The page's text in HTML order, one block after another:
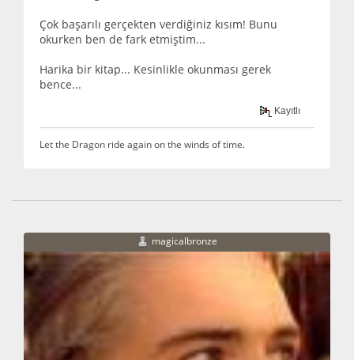
Çok başarılı gerçekten verdiğiniz kısım! Bunu
okurken ben de fark etmiştim...
Harika bir kitap... Kesinlikle okunması gerek
bence...
Kayıtlı
Let the Dragon ride again on the winds of time.
magicalbronze